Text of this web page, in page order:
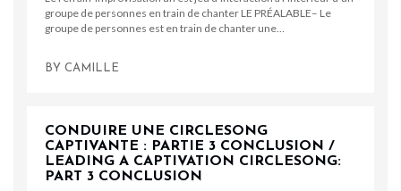
groupe de personnes en train de chanter LE PRÉALABLE– Le
groupe de personnes est en train de chanter une…
BY CAMILLE
CONDUIRE UNE CIRCLESONG
CAPTIVANTE : PARTIE 3 CONCLUSION /
LEADING A CAPTIVATION CIRCLESONG:
PART 3 CONCLUSION